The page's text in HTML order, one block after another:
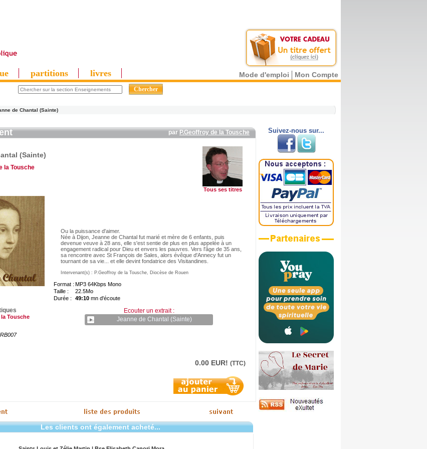
partitions livres Mode d'emploi Mon Compte
de Chantal (Sainte)
par P.Geoffroy de la Tousche
(Sainte)
la Tousche
Tous ses titres
Tousche
Ou la puissance d'aimer.
Née à Dijon, Jeanne de Chantal fut marié et mère de 6 enfants, puis
devenue veuve à 28 ans, elle s'est sentie de plus en plus appelée à un
engagement radical pour Dieu et envers les pauvres. Vers l'âge de 35 ans,
sa rencontre avec St François de Sales, alors évêque d'Annecy fut un
tournant de sa vie... et elle devint fondatrice des Visitandines.
Intervenant(s) : P.Geoffroy de la Tousche, Diocèse de Rouen
Format : MP3 64Kbps Mono
Taille :
22.5Mo
Durée :
49:10 mn d'écoute
Ecouter un extrait :
Jeanne de Chantal (Sainte)
0.00 EUR! (TTC)
Les clients ont également acheté...
Suivez-nous sur...